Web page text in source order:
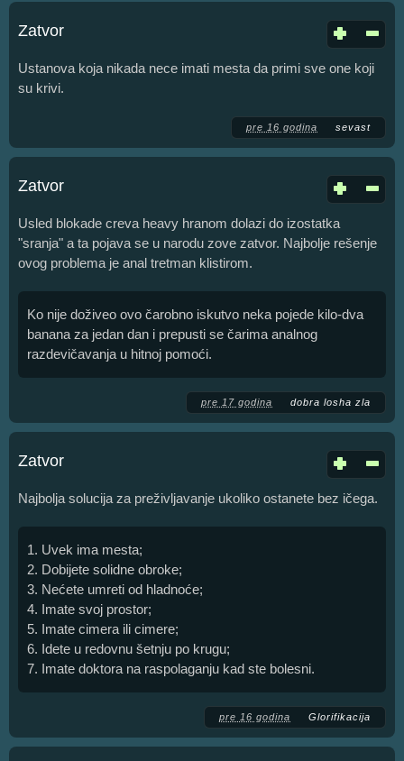
Zatvor
Ustanova koja nikada nece imati mesta da primi sve one koji
su krivi.
pre 16 godina sevast
Zatvor
Usled blokade creva heavy hranom dolazi do izostatka
"sranja" a ta pojava se u narodu zove zatvor. Najbolje rešenje
ovog problema je anal tretman klistirom.
Ko nije doživeo ovo čarobno iskutvo neka pojede kilo-dva
banana za jedan dan i prepusti se čarima analnog
razdevičavanja u hitnoj pomoći.
pre 17 godina dobra losha zla
Zatvor
Najbolja solucija za preživljavanje ukoliko ostanete bez ičega.
1. Uvek ima mesta;
2. Dobijete solidne obroke;
3. Nećete umreti od hladnoće;
4. Imate svoj prostor;
5. Imate cimera ili cimere;
6. Idete u redovnu šetnju po krugu;
7. Imate doktora na raspolaganju kad ste bolesni.
pre 16 godina Glorifikacija